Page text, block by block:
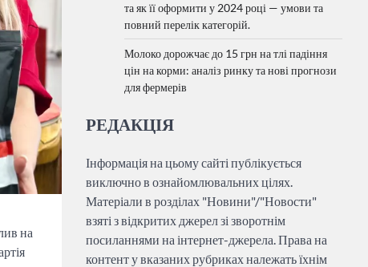
на
та як її оформити у 2024 році — умови та
повний перелік категорій.
Молоко дорожчає до 15 грн на тлі падіння
цін на корми: аналіз ринку та нові прогнози
для фермерів
РЕДАКЦІЯ
Інформація на цьому сайті публікується
виключно в ознайомлювальних цілях.
Матеріали в розділах "Новини"/"Новости"
взяті з відкритих джерел зі зворотнім
посиланнями на інтернет-джерела. Права на
контент у вказаних рубриках належать їхнім